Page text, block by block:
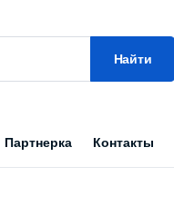
Найти
Партнерка Контакты